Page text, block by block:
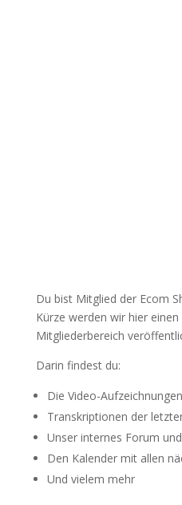
Du bist Mitglied der Ecom
Kürze werden wir hier
Mitgliederbereich
Darin findest du:
Die Video-
Transkriptionen der
Unser internes Forum
Den Kalender mit allen
Und vielem mehr